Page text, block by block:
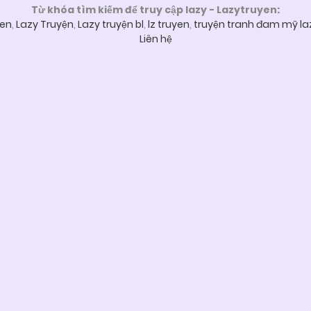
Từ khóa tìm kiếm để truy cập lazy - Lazytruyen:
, Lazy Truyện, Lazy truyện bl, lz truyen, truyện tranh đam mỹ
Liên hệ